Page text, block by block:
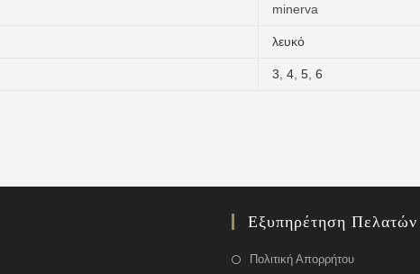
minerva
λευκό
3 4 5 6
Εξυπηρέτηση Πελατών
Πολιτική Απορρήτου